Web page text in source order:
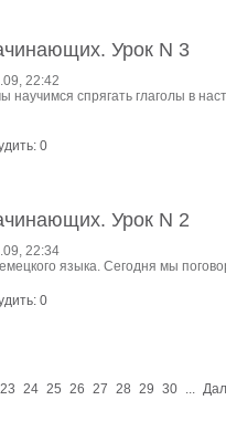
Урок N 3
22:42
научимся спрягать глаголы в
0
Урок N 2
22:34
языка. Сегодня мы
0
23 24 25 26 27 28 29 30 ...